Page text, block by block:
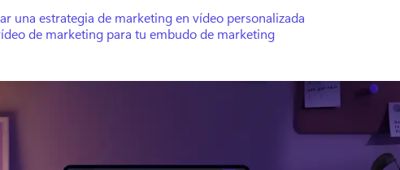
una estrategia de marketing en vídeo personalizada
de marketing para tu embudo de marketing